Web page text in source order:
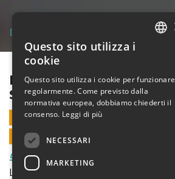
DEGUSTAZIONE
DEGUSTAZIONE
SPRING BACK
6 FEBBRAIO 2021 - 16:30
VENDITE ONLINE TERMINATE
Food & Beverages
La stagione riprende,
Questo sito utilizza i
cookie
Questo sito utilizza i cookie per funzionare
regolarmente. Come previsto dalla
normativa europea, dobbiamo chiederti il
consenso. Leggi di più
NECESSARI
MARKETING